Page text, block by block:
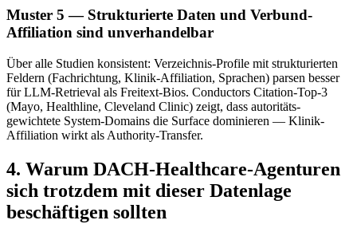
Muster 5 — Strukturierte Daten und Verbund-
Affiliation sind unverhandelbar
Über alle Studien konsistent: Verzeichnis-Profile mit strukturierten
Feldern (Fachrichtung, Klinik-Affiliation, Sprachen) parsen besser
für LLM-Retrieval als Freitext-Bios. Conductors Citation-Top-3
(Mayo, Healthline, Cleveland Clinic) zeigt, dass autoritäts-
gewichtete System-Domains die Surface dominieren — Klinik-
Affiliation wirkt als Authority-Transfer.
4. Warum DACH-Healthcare-Agenturen
sich trotzdem mit dieser Datenlage
beschäftigen sollten